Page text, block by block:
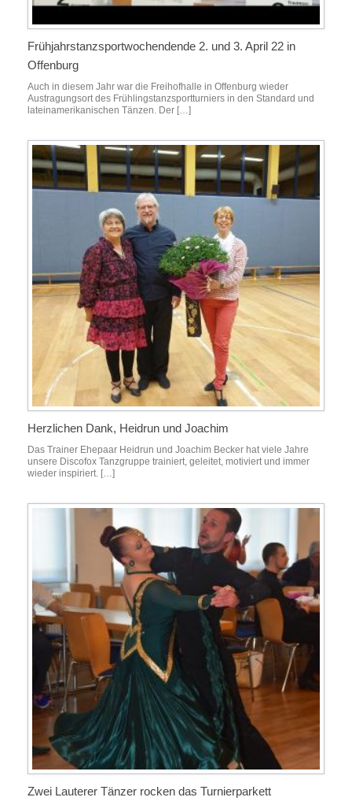
Frühjahrstanzsportwochendende 2. und 3. April 22 in
Offenburg
Auch in diesem Jahr war die Freihofhalle in Offenburg wieder
Austragungsort des Frühlingstanzsportturniers in den Standard und
lateinamerikanischen Tänzen. Der […]
Herzlichen Dank, Heidrun und Joachim
Das Trainer Ehepaar Heidrun und Joachim Becker hat viele Jahre
unsere Discofox Tanzgruppe trainiert, geleitet, motiviert und immer
wieder inspiriert. […]
Zwei Lauterer Tänzer rocken das Turnierparkett